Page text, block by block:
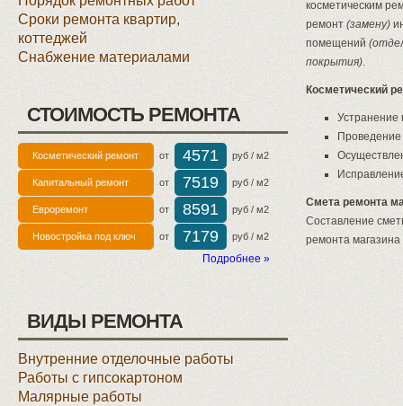
Сроки ремонта квартир,
коттеджей
Снабжение материалами
СТОИМОСТЬ РЕМОНТА
Косметический ремонт от 4571 руб / м2
Капитальный ремонт от 7519 руб / м2
Евроремонт от 8591 руб / м2
Новостройка под ключ от 7179 руб / м2
Подробнее »
ВИДЫ РЕМОНТА
Внутренние отделочные работы
Работы с гипсокартоном
Малярные работы
косметическим
ремонт (замену)
помещений
покрытия).
Косметический
Устранение
Смета ремонта
Составление
ремонта